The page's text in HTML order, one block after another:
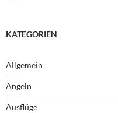
KATEGORIEN
Allgemein
Angeln
Ausflüge